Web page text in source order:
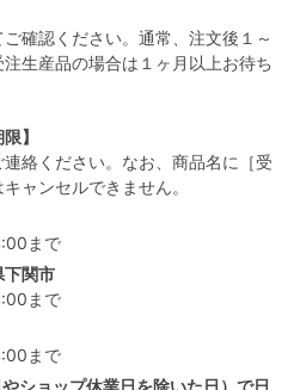
確認ください。通常、注文後１～
生産品の場合は１ヶ月以上お待ち
】
絡ください。なお、商品名に［受
ャンセルできません。
まで
下関市
まで
まで